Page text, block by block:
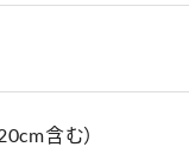
含む）